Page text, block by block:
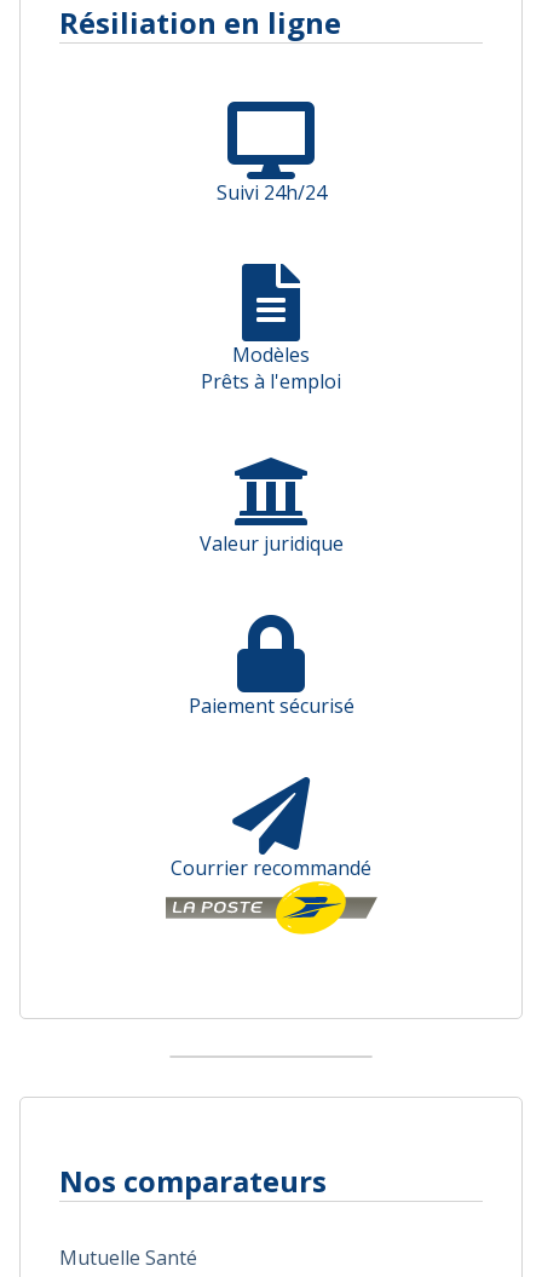
Résiliation en ligne
Suivi 24h/24
Modèles
Prêts à l'emploi
Valeur juridique
Paiement sécurisé
Courrier recommandé
Nos comparateurs
Mutuelle Santé